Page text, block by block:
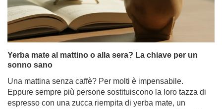
Yerba mate al mattino o alla sera? La chiave per un
sonno sano
Una mattina senza caffè? Per molti è impensabile.
Eppure sempre più persone sostituiscono la loro tazza di
espresso con una zucca riempita di yerba mate, un